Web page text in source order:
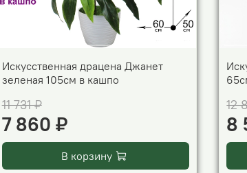
Искусственная драцена Джанет
зеленая 105см в кашпо
11 731 ₽
7 860 ₽
В корзину
12
8